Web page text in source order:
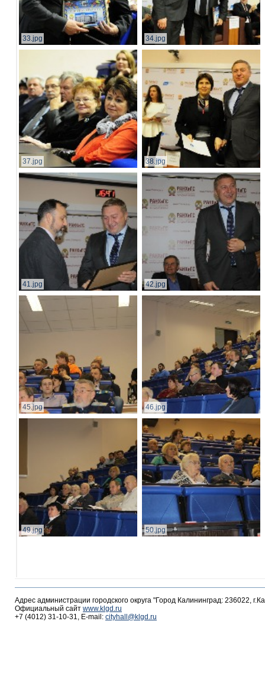
33.jpg 34.jpg
37.jpg 38.jpg
41.jpg 42.jpg
45.jpg 46.jpg
49.jpg 50.jpg
Адрес администрации городского округа "Город Калининград: 236022,
Официальный сайт www.klgd.ru
+7 (4012) 31-10-31, E-mail: cityhall@klgd.ru